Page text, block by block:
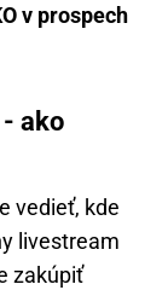
v prospech
ako
vedieť, kde
livestream
zakúpiť